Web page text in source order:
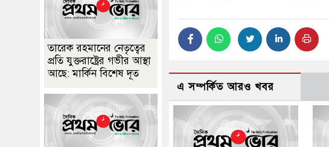
এ সম্পর্কিত আরও খবর
তারেক রহমানের নেতৃত্বের
প্রতি যুক্তরাষ্ট্রের গভীর আস্থা
আছে: মার্কিন বিশেষ দূত